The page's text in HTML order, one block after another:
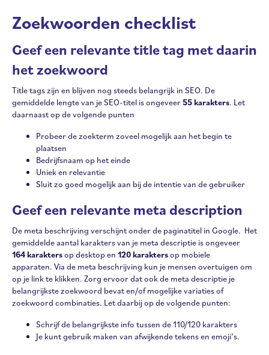
Zoekwoorden checklist
Geef een relevante title tag met daarin
het zoekwoord
Title tags zijn en blijven nog steeds belangrijk in SEO. De
gemiddelde lengte van je SEO-titel is ongeveer55 karakters. Let
daarnaast op de volgende punten
Probeer de zoekterm zoveel mogelijk aan het begin te
plaatsen
Bedrijfsnaam op het einde
Uniek en relevantie
Sluit zo goed mogelijk aan bij de intentie van de gebruiker
Geef een relevante meta description
De meta beschrijving verschijnt onder de paginatitel in Google. Het
gemiddelde aantal karakters van je meta descriptie is ongeveer
164 karaktersop desktop en 120 karaktersop mobiele
apparaten. Via de meta beschrijving kun je mensen overtuigen om
op je link te klikken. Zorg ervoor dat ook de meta descriptie je
belangrijkste zoekwoord bevat en/of mogelijke variaties of
zoekwoord combinaties. Let daarbij op de volgende punten:
Schrijf de belangrijkste info tussen de 110/120 karakters
Je kunt gebruik maken van afwijkende tekens en emoji’s.